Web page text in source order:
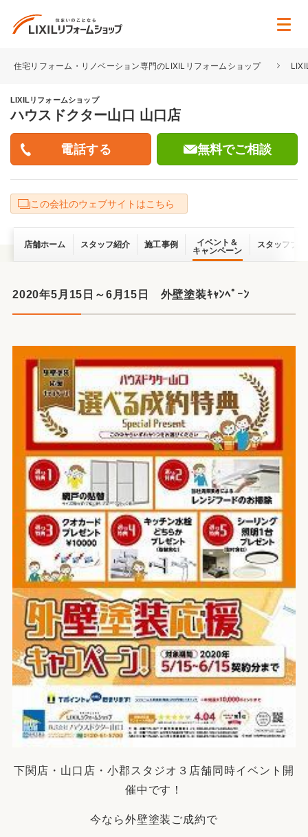
住宅リフォーム・リノベーション専門のLIXILリフォームショップ
LIXILリフォームショップ
ハウスドクター山口 山口店
無料でご相談
この会社のウェブサイトはこちら
店舗ホーム スタッフ紹介 施工事例
イベント＆
キャンペーン
スタッフブ
2020年5月15日～6月15日 外壁塗装ｷｬﾝﾍﾟｰﾝ
下関店・山口店・小郡スタジオ３店舗同時イベント開
催中です！
今なら外壁塗装ご成約で